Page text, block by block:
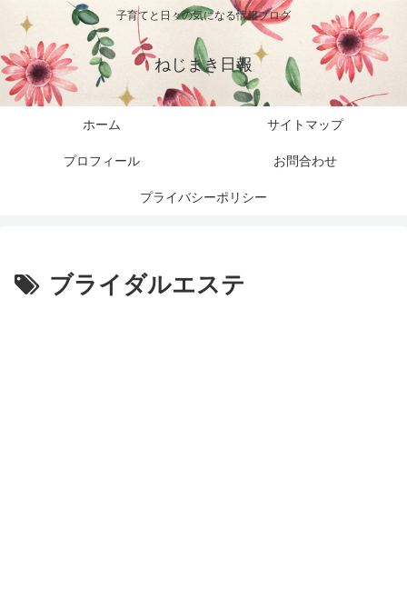
子育てと日々の気になる情報ブログ
ねじまき日報
ホーム サイトマップ
プロフィール お問合わせ
プライバシーポリシー
ブライダルエステ